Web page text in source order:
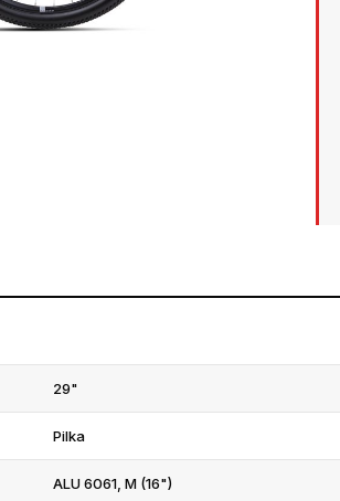
29"
Pilka
ALU 6061, M (16")